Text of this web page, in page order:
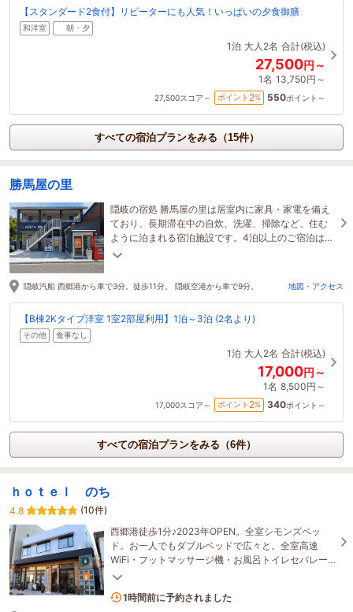
【スタンダード2食付】リピーターにも人気！いっぱいの夕食御膳
和洋室 朝・夕
1泊 大人2名 合計(税込)
27,500円～
1名 13,750円～
27,500スコア～ ポイント 2% 550ポイント～
すべての宿泊プランをみる（15件）
勝馬屋の里
隠岐の宿処 勝馬屋の里は居室内に家具・家電を備え
ており、長期滞在中の自炊、洗濯、掃除など、住む
ように泊まれる宿泊施設です。4泊以上のご宿泊はお
得です。無人ミニコンビニも併設しております。
隠岐汽船 西郷港から車で3分。徒歩11分。 隠岐空港から車で9分。 地図・アクセス
【B棟2Kタイプ洋室 1室2部屋利用】1泊～3泊 (2名より)
その他 食事なし
1泊 大人2名 合計(税込)
17,000円～
1名 8,500円～
17,000スコア～ ポイント 2% 340ポイント～
すべての宿泊プランをみる（6件）
ｈｏｔｅｌ のち
4.8
(10件)
西郷港徒歩1分♪2023年OPEN。全室シモンズベッ
ド。お一人でもダブルベッドで広々と。全室高速
WiFi・フットマッサージ機・お風呂トイレセパレー
ト・40型TVなどご用意。※ホームページ予約が最安
1名がこの宿を見ています